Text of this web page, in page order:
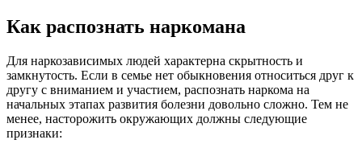
Как распознать наркомана
Для наркозависимых людей характерна скрытность и
замкнутость. Если в семье нет обыкновения относиться друг к
другу с вниманием и участием, распознать наркома на
начальных этапах развития болезни довольно сложно. Тем не
менее, насторожить окружающих должны следующие
признаки: